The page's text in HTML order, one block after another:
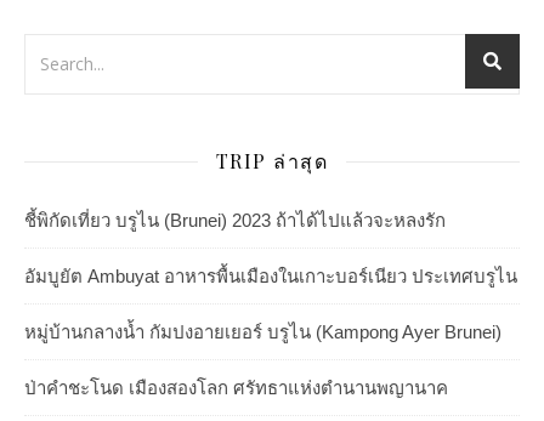
TRIP ล่าสุด
ชี้พิกัดเที่ยว บรูไน (Brunei) 2023 ถ้าได้ไปแล้วจะหลงรัก
อัมบูยัต Ambuyat อาหารพื้นเมืองในเกาะบอร์เนียว ประเทศบรูไน
หมู่บ้านกลางน้ำ กัมปงอายเยอร์ บรูไน (Kampong Ayer Brunei)
ป่าคำชะโนด เมืองสองโลก ศรัทธาแห่งตำนานพญานาค